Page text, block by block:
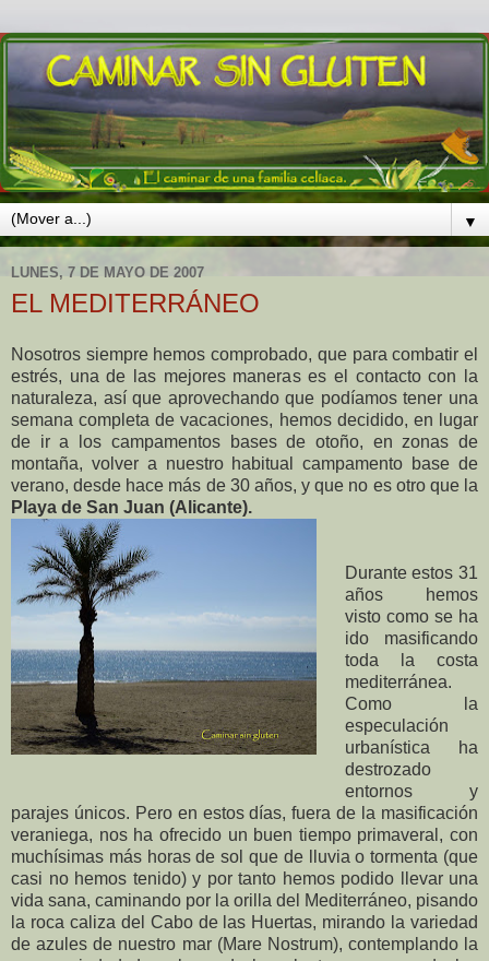
▼
LUNES, 7 DE MAYO DE 2007
EL MEDITERRÁNEO
Nosotros siempre hemos comprobado, que para combatir el
estrés, una de las mejores maneras es el contacto con la
naturaleza, así que aprovechando que podíamos tener una
semana completa de vacaciones, hemos decidido, en lugar
de ir a los campamentos bases de otoño, en zonas de
montaña, volver a nuestro habitual campamento base de
verano, desde hace más de 30 años, y que no es otro que la
Playa de San Juan (Alicante).
Durante estos 31
años hemos
visto como se ha
ido masificando
toda la costa
mediterránea.
Como la
especulación
urbanística ha
destrozado
entornos y
parajes únicos. Pero en estos días, fuera de la masificación
veraniega, nos ha ofrecido un buen tiempo primaveral, con
muchísimas más horas de sol que de lluvia o tormenta (que
casi no hemos tenido) y por tanto hemos podido llevar una
vida sana, caminando por la orilla del Mediterráneo, pisando
la roca caliza del Cabo de las Huertas, mirando la variedad
de azules de nuestro mar (Mare Nostrum), contemplando la